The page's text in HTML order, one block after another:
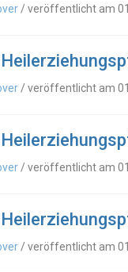
/ veröffentlicht am
/ veröffentlicht am
/ veröffentlicht am
/ veröffentlicht am